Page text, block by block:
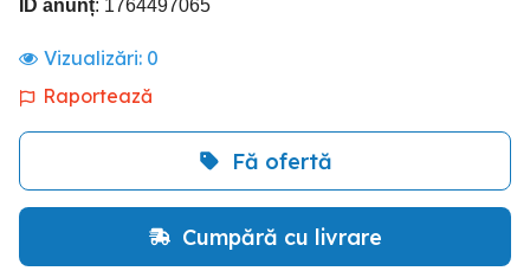
ID anunț: 1764497065
Vizualizări: 0
Raportează
Fă ofertă
Cumpără cu livrare